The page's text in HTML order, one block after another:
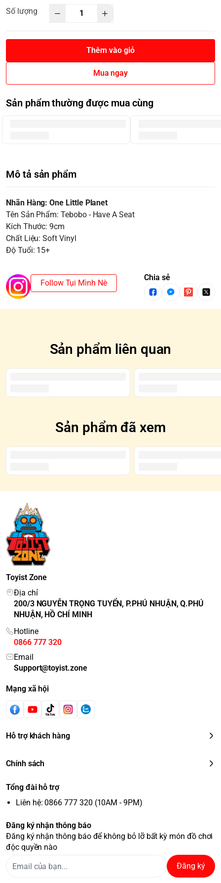
Số lượng
Thêm vào giỏ
Mua ngay
Sản phẩm thường được mua cùng
Mô tả sản phẩm
Nhãn Hàng: One Little Planet
Tên Sản Phẩm: Tebobo - Have A Seat
Kích Thước: 9cm
Chất Liệu: Soft Vinyl
Độ Tuổi: 15+
Follow Tụi Mình Nè
Chia sẻ
Sản phẩm liên quan
Sản phẩm đã xem
Toyist Zone
Địa chỉ
200/3 NGUYỄN TRỌNG TUYỂN, P.PHÚ NHUẬN, Q.PHÚ
NHUẬN, HỒ CHÍ MINH
Hotline
0866 777 320
Email
Support@toyist.zone
Mạng xã hội
Hỗ trợ khách hàng
Chính sách
Tổng đài hỗ trợ
Liên hệ: 0866 777 320 (10AM - 9PM)
Đăng ký nhận thông báo
Đăng ký nhận thông báo để không bỏ lỡ bất kỳ món đồ chơi
độc quyền nào
Đăng ký